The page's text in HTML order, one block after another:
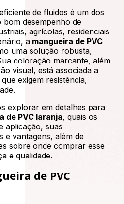
de fluidos é um dos
desempenho de
agrícolas, residenciais
a mangueira de PVC
uma solução robusta,
coloração marcante, além
visual, está associada a
exigem resistência,
explorar em detalhes para
de PVC laranja, quais os
aplicação, suas
e vantagens, além de
sobre onde comprar esse
e qualidade.
de PVC